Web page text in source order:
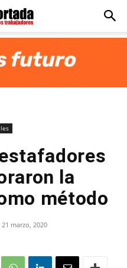
la
método
21 marzo, 2020